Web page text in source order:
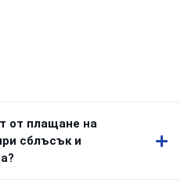
от плащане на
сблъсък и